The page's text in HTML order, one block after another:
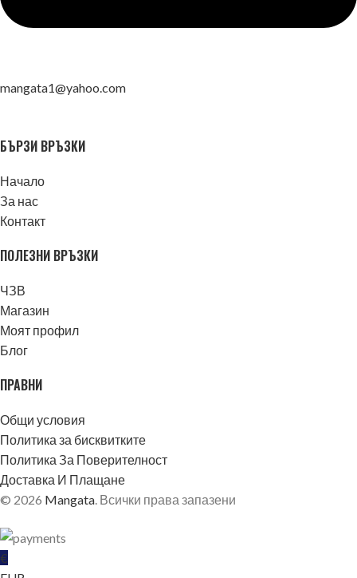
mangata1@yahoo.com
БЪРЗИ ВРЪЗКИ
Начало
За нас
Контакт
ПОЛЕЗНИ ВРЪЗКИ
ЧЗВ
Магазин
Моят профил
Блог
ПРАВНИ
Общи условия
Политика за бисквитките
Политика За Поверителност
Доставка И Плащане
© 2026 Mangata. Всички права запазени
€